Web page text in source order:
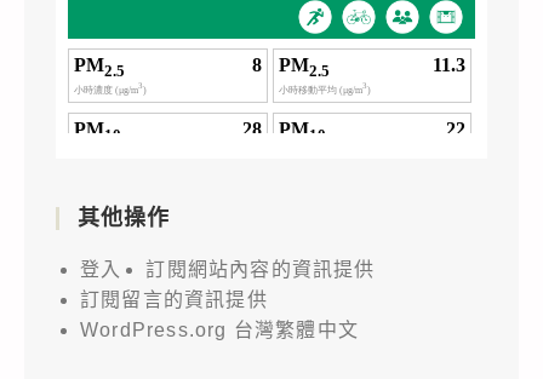
其他操作
登入
訂閱網站內容的資訊提供
訂閱留言的資訊提供
WordPress.org 台灣繁體中文